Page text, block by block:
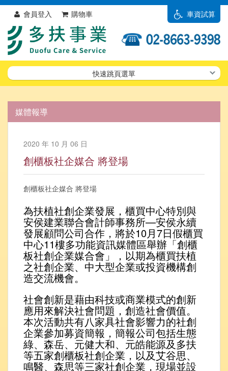
車資試算
會員登入 購物車
快速跳頁選單
媒體報導
2020 年 10 月 06 日
創櫃板社企媒合 將登場
創櫃板社企媒合 將登場
為扶植社創企業發展，櫃買中心特別與
安侯建業聯合會計師事務所—安侯永續
發展顧問公司合作，將於10月7日假櫃買
中心11樓多功能資訊媒體區舉辦「創櫃
板社創企業媒合會」，以期為櫃買扶植
之社創企業、中大型企業或投資機構創
造交流機會。
社會創新是藉由科技或商業模式的創新
應用來解決社會問題，創造社會價值。
本次活動共有八家具社會影響力的社創
企業參加募資簡報，簡報公司包括生態
綠、森岳、元健大和、元皓能源及多扶
等五家創櫃板社創企業，以及艾谷思、
鳴醫、森思等三家社創企業，現場並設